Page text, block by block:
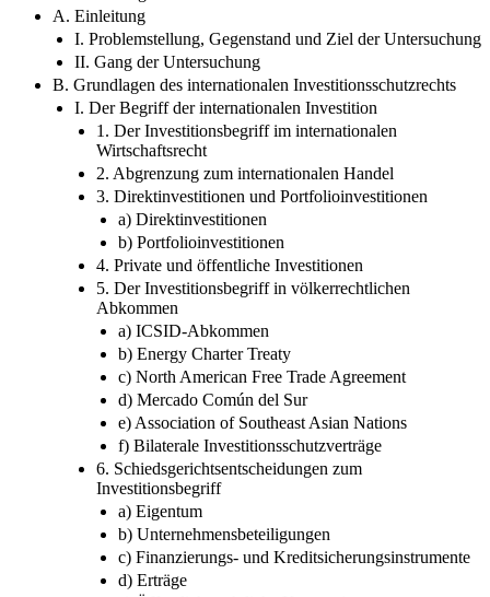
A. Einleitung
I. Problemstellung, Gegenstand und Ziel der Untersuchung
II. Gang der Untersuchung
B. Grundlagen des internationalen Investitionsschutzrechts
I. Der Begriff der internationalen Investition
1. Der Investitionsbegriff im internationalen
Wirtschaftsrecht
2. Abgrenzung zum internationalen Handel
3. Direktinvestitionen und Portfolioinvestitionen
a) Direktinvestitionen
b) Portfolioinvestitionen
4. Private und öffentliche Investitionen
5. Der Investitionsbegriff in völkerrechtlichen
Abkommen
a) ICSID-Abkommen
b) Energy Charter Treaty
c) North American Free Trade Agreement
d) Mercado Común del Sur
e) Association of Southeast Asian Nations
f) Bilaterale Investitionsschutzverträge
6. Schiedsgerichtsentscheidungen zum
Investitionsbegriff
a) Eigentum
b) Unternehmensbeteiligungen
c) Finanzierungs- und Kreditsicherungsinstrumente
d) Erträge